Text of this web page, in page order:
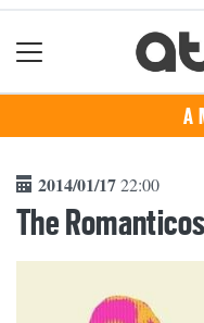
2014/01/1722:00
The Romanticos